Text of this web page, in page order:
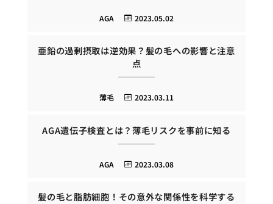
2023.05.02
AGA
亜鉛の過剰摂取は逆効果？髪の毛への影響と注意
点
2023.03.11
薄毛
AGA遺伝子検査とは？薄毛リスクを事前に知る
2023.03.08
AGA
髪の毛と脂肪細胞！その意外な関係性を科学する